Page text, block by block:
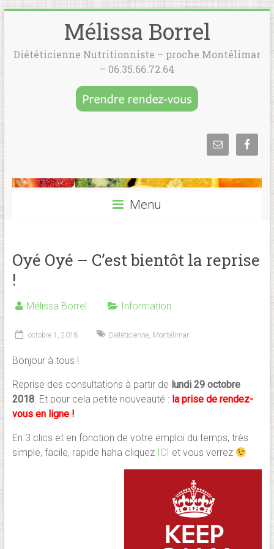
Mélissa Borrel
Diététicienne Nutritionniste – proche Montélimar
– 06.35.66.72.64
Menu
Oyé Oyé – C’est bientôt la reprise
!
Mélissa Borrel Information
octobre 1, 2018 Diététicienne, Montélimar
Bonjour à tous !
Reprise des consultations à partir de lundi 29 octobre
2018. Et pour cela petite nouveauté : la prise de rendez-
vous en ligne !
En 3 clics et en fonction de votre emploi du temps, très
simple, facile, rapide haha cliquez ICI et vous verrez